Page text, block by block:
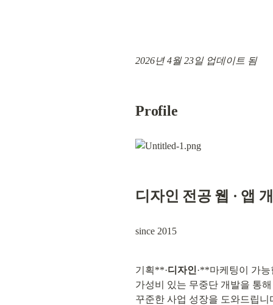
2026년 4월 23일 업데이트 됨
Profile
디자인 전공 웹 · 앱
since 2015
기획**·디자인·**마케팅이 가
가성비 있는 무중단 개발을 통해
꾸준한 사업 성장을 도와드립니